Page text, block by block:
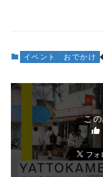
イベント おでかけ
こ